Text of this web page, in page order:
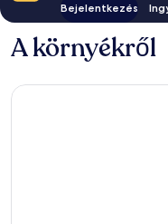
Bejelentkezés
A környékről